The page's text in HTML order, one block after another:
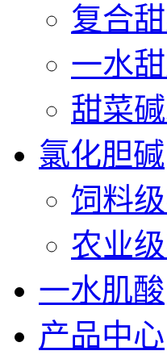
复合
一水
甜菜
氯化胆碱
饲料
农业
一水肌酸
产品中心